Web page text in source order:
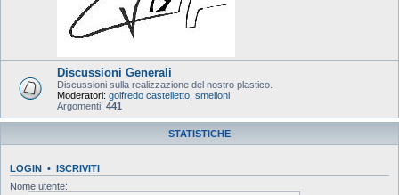
Discussioni Generali
Discussioni sulla realizzazione del nostro plastico.
Moderatori: golfredo castelletto smelloni
Argomenti: 441
STATISTICHE
LOGIN • ISCRIVITI
Nome utente: